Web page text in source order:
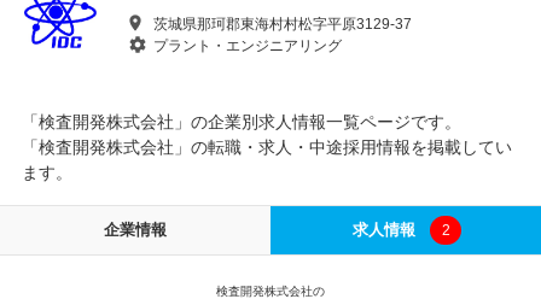
茨城県那珂郡東海村村松字平原3129-37
プラント・エンジニアリング
「検査開発株式会社」の企業別求人情報一覧ページです。
「検査開発株式会社」の転職・求人・中途採用情報を掲載してい
ます。
企業情報 求人情報 2
検査開発株式会社の